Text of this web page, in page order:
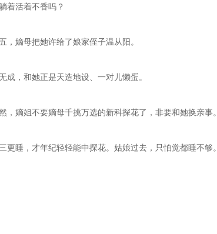
活着不香吗？
嫡母把她许给了娘家侄子温从阳。
，和她正是天造地设、一对儿懒蛋。
嫡姐不要嫡母千挑万选的新科探花了，非要和她换亲事。
睡，才年纪轻轻能中探花。姑娘过去，只怕觉都睡不够。